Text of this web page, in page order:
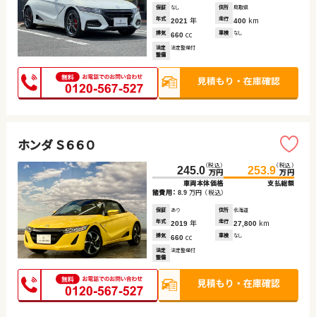
保証 なし 住所
鳥取県
年式
2021 年 走行 400 km
排気 660 cc 車検 なし
法定
整備
法定整備付
ホンダ Ｓ６６０
245.0（税込）
万円
車両本体価格
253.9（税込）
万円
支払総額
諸費用： 8.9 万円 （税込）
保証 あり 住所
北海道
年式
2019 年 走行 27,800 km
排気 660 cc 車検 なし
法定
整備
法定整備付